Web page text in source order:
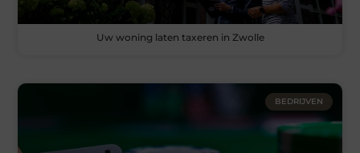
Uw woning laten taxeren in Zwolle
BEDRIJVEN